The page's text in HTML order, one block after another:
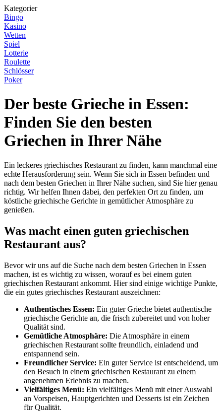
Kategorier
Bingo
Kasino
Wetten
Spiel
Lotterie
Roulette
Schlösser
Poker
Der beste Grieche in Essen:
Finden Sie den besten
Griechen in Ihrer Nähe
Ein leckeres griechisches Restaurant zu finden, kann manchmal eine
echte Herausforderung sein. Wenn Sie sich in Essen befinden und
nach dem besten Griechen in Ihrer Nähe suchen, sind Sie hier genau
richtig. Wir helfen Ihnen dabei, den perfekten Ort zu finden, um
köstliche griechische Gerichte in gemütlicher Atmosphäre zu
genießen.
Was macht einen guten griechischen
Restaurant aus?
Bevor wir uns auf die Suche nach dem besten Griechen in Essen
machen, ist es wichtig zu wissen, worauf es bei einem guten
griechischen Restaurant ankommt. Hier sind einige wichtige Punkte,
die ein gutes griechisches Restaurant auszeichnen:
Authentisches Essen: Ein guter Grieche bietet authentische
griechische Gerichte an, die frisch zubereitet und von hoher
Qualität sind.
Gemütliche Atmosphäre: Die Atmosphäre in einem
griechischen Restaurant sollte freundlich, einladend und
entspannend sein.
Freundlicher Service: Ein guter Service ist entscheidend, um
den Besuch in einem griechischen Restaurant zu einem
angenehmen Erlebnis zu machen.
Vielfältiges Menü: Ein vielfältiges Menü mit einer Auswahl
an Vorspeisen, Hauptgerichten und Desserts ist ein Zeichen
für Qualität.